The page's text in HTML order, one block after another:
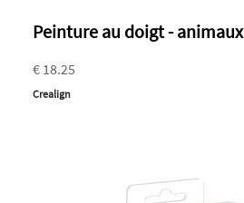
Peinture au doigt - animaux
€ 18.25
Crealign